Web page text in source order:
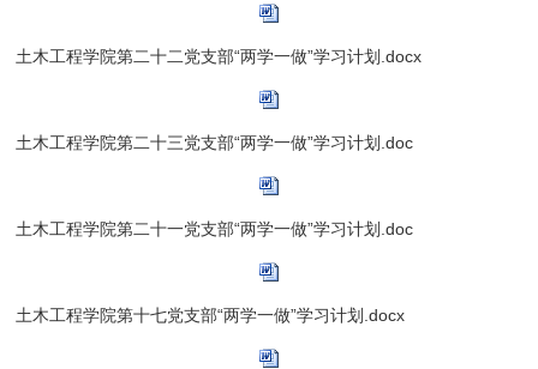
土木工程学院第二十二党支部“两学一做”学习计划.docx
土木工程学院第二十三党支部“两学一做”学习计划.doc
土木工程学院第二十一党支部“两学一做”学习计划.doc
土木工程学院第十七党支部“两学一做”学习计划.docx